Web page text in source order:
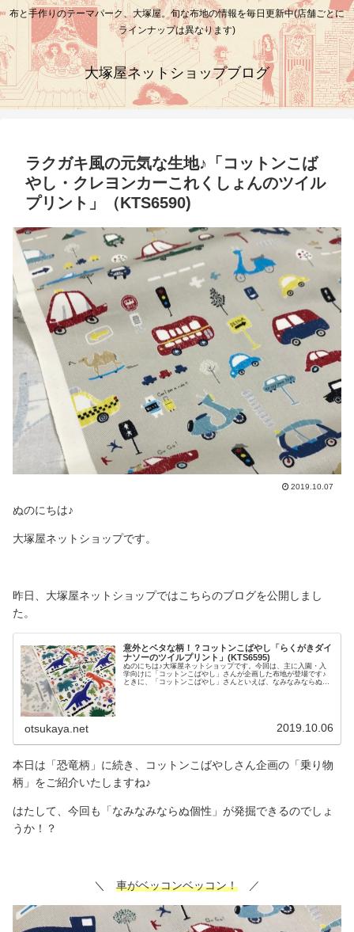
布と手作りのテーマパーク、大塚屋。旬な布地の情報を毎日更新中(店舗ごとに
ラインナップは異なります)
大塚屋ネットショップブログ
ラクガキ風の元気な生地♪「コットンこば
やし・クレヨンカーこれくしょんのツイル
プリント」（KTS6590)
2019.10.07
ぬのにちは♪
大塚屋ネットショップです。
昨日、大塚屋ネットショップではこちらのブログを公開しまし
た。
意外とベタな柄！？コットンこばやし「らくがきダイ
ナソーのツイルプリント」(KTS6595)
ぬのにちは♪大塚屋ネットショップです。今回は、主に入園・入
学向けに「コットンこばやし」さんが企画した布地が登場です♪
ときに、「コットンこばやし」さんといえば、なみなみならぬ個
みました ／やはり、もちろんポップで可愛らしい柄ですが、な
みならぬ個性を期待し
otsukaya.net 2019.10.06
本日は「恐竜柄」に続き、コットンこばやしさん企画の「乗り物
柄」をご紹介いたしますね♪
はたして、今回も「なみなみならぬ個性」が発掘できるのでしょ
うか！？
＼ 車がベッコンベッコン！ ／